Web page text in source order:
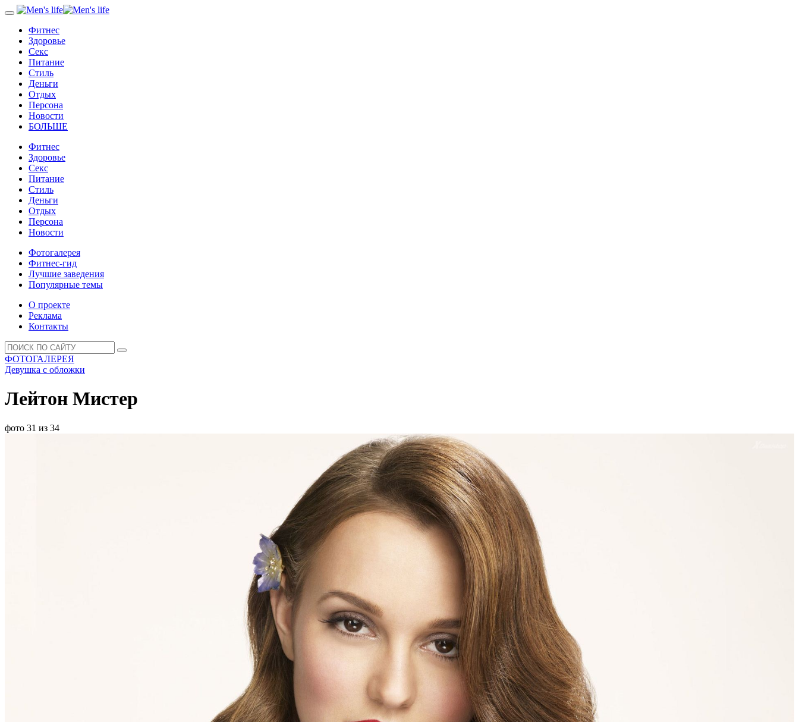
Фитнес
Здоровье
Секс
Питание
Стиль
Деньги
Отдых
Персона
Новости
БОЛЬШЕ
Фитнес
Здоровье
Секс
Питание
Стиль
Деньги
Отдых
Персона
Новости
Фотогалерея
Фитнес-гид
Лучшие заведения
Популярные темы
О проекте
Реклама
Контакты
ФОТОГАЛЕРЕЯ
Девушка с обложки
Лейтон Мистер
фото 31 из 34